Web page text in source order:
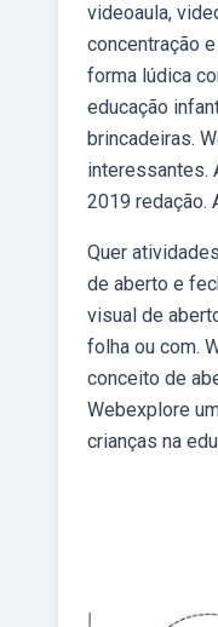
videoaula,
concentração
forma lúdica
educação
brincadeiras.
interessantes.
2019 redação.
Quer
de aberto e
visual de
folha ou com.
conceito de
Webexplore
crianças na